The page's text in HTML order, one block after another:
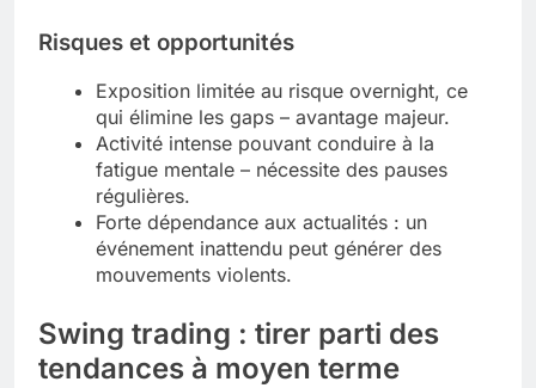
Risques et opportunités
Exposition limitée au risque overnight, ce
qui élimine les gaps – avantage majeur.
Activité intense pouvant conduire à la
fatigue mentale – nécessite des pauses
régulières.
Forte dépendance aux actualités : un
événement inattendu peut générer des
mouvements violents.
Swing trading : tirer parti des
tendances à moyen terme